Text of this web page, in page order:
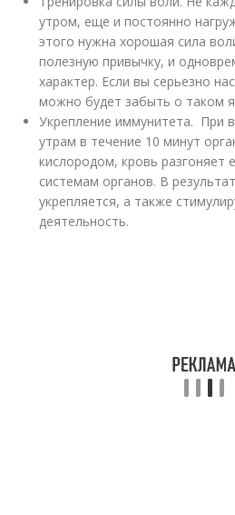
утром, еще и постоянно
этого нужна хорошая сила
полезную привычку, и
характер. Если вы серьезно
можно будет забыть о таком
Укрепление иммунитета. При
утрам в течение 10 минут
кислородом, кровь разгоняет
системам органов. В
укрепляется, а также
деятельность.